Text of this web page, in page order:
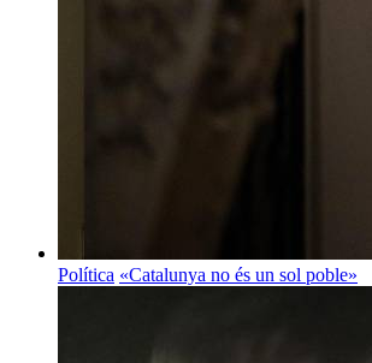
Política «Catalunya no és un sol poble»